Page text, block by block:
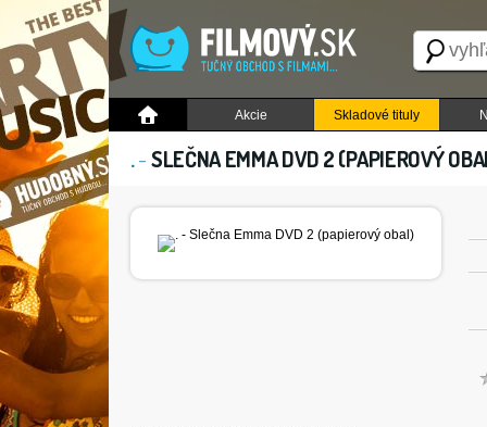
Akcie Skladové tituly
.-SLEČNA EMMA DVD 2 (PAPIEROVÝ